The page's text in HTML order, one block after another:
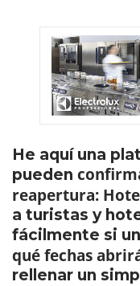
He aquí una
pueden
reapertura:
a turistas y
fácilmente si
qué fechas
rellenar un